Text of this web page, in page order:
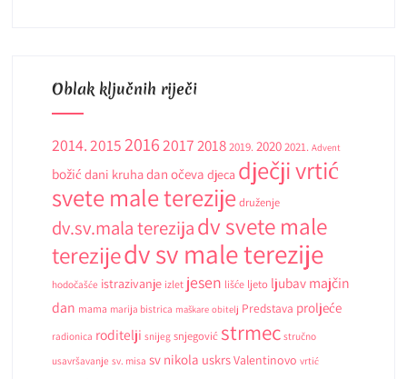
Oblak ključnih riječi
2014.2015201620172018 2019. 2020 2021. Advent
božić dani kruhadan očeva djeca dječji vrtić
svete male terezije druženje
dv.sv.mala terezijadv svete male
terezijedv sv male terezije
hodočašće istrazivanje izlet jesen lišće ljeto ljubav majčin
dan mama marija bistrica maškare obitelj Predstava proljeće
radionica roditelji snijeg snjegović strmec stručno
usavršavanje sv. misa sv nikola uskrsValentinovo vrtić